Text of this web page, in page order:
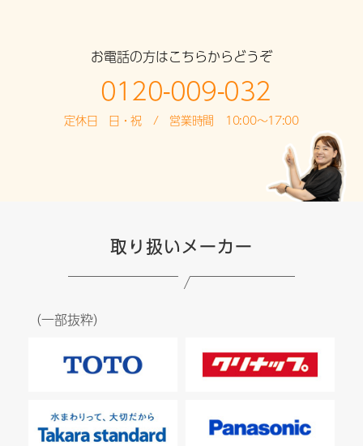
お電話の方はこちらからどうぞ
0120-009-032
定休日 日・祝 / 営業時間 10:00～17:00
取り扱いメーカー
（一部抜粋）